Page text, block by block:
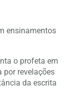
ensinamentos
o profeta em
por revelações
da escrita